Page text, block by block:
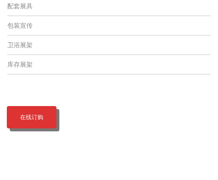
配套展具
包装宣传
卫浴展架
库存展架
在线订购